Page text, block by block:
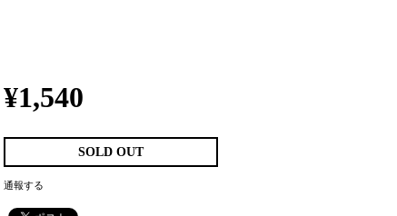
¥1,540
SOLD OUT
通報する